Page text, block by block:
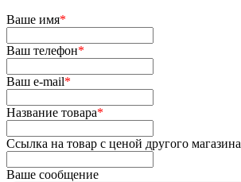
Ваше имя*
Ваш телефон*
Ваш e-mail*
Название товара*
Ссылка на товар с ценой другого магазина
Ваше сообщение